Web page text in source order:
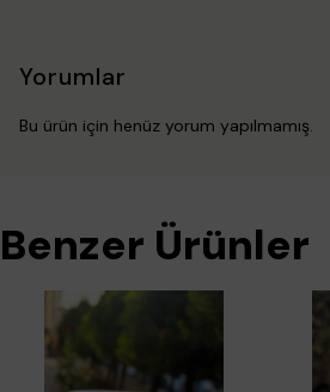
Yorumlar
Bu ürün için henüz yorum yapılmamış.
Benzer Ürünler